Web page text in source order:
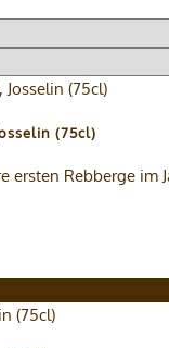
(75cl)
ersten Rebberge im